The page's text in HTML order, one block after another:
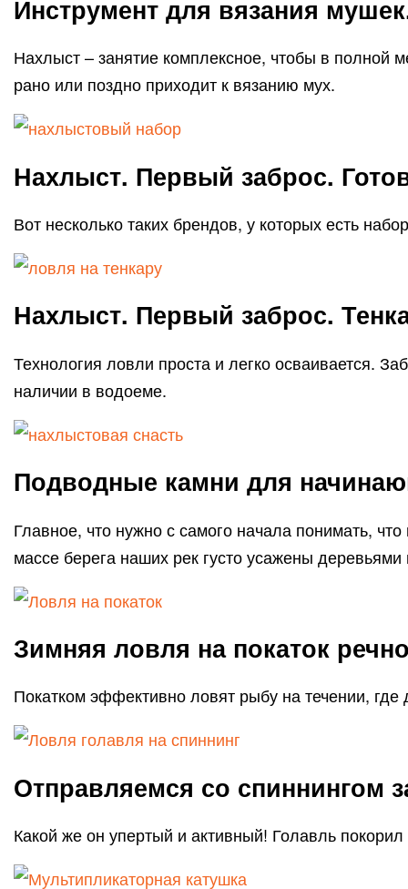
Инструмент для вязания
Нахлыст – занятие комплексное, чтобы в полной
рано или поздно приходит к вязанию мух.
Нахлыст. Первый заброс.
Вот несколько таких брендов, у которых есть
Нахлыст. Первый заброс.
Технология ловли проста и легко осваивается.
наличии в водоеме.
Подводные камни для
Главное, что нужно с самого начала понимать,
массе берега наших рек густо усажены деревьями
Зимняя ловля на покаток
Покатком эффективно ловят рыбу на течении,
Отправляемся со спиннингом
Какой же он упертый и активный! Голавль